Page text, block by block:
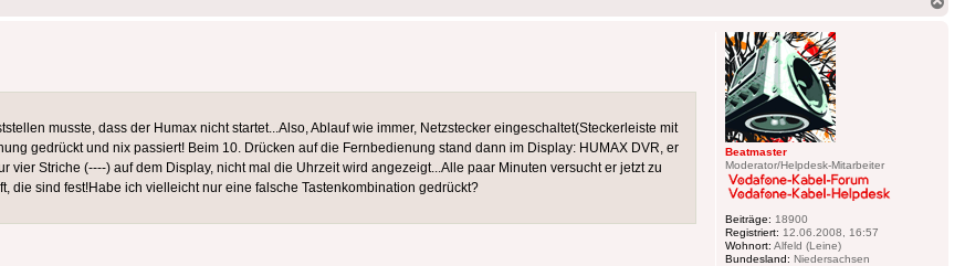
Beatmaster
Moderator/Helpdesk-Mitarbeiter
Beiträge: 18900
Registriert: 12.06.2008, 16:57
Wohnort: Alfeld (Leine)
Bundesland: Niedersachsen
musste, dass der Humax nicht startet...Also, Ablauf wie immer, Netzstecker eingeschaltet(Steckerleiste mit
gedrückt und nix passiert! Beim 10. Drücken auf die Fernbedienung stand dann im Display: HUMAX DVR, er
Striche (----) auf dem Display, nicht mal die Uhrzeit wird angezeigt...Alle paar Minuten versucht er jetzt zu
die sind fest!Habe ich vielleicht nur eine falsche Tastenkombination gedrückt?